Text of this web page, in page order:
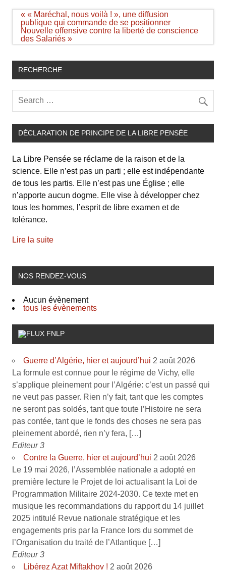
Navigation
de
l’article
« « Maréchal, nous voilà ! », une diffusion
publique qui commande de se positionner
Nouvelle offensive contre la liberté de conscience
des Salariés »
RECHERCHE
DÉCLARATION DE PRINCIPE DE LA LIBRE PENSÉE
La Libre Pensée se réclame de la raison et de la
science. Elle n’est pas un parti ; elle est indépendante
de tous les partis. Elle n’est pas une Église ; elle
n’apporte aucun dogme. Elle vise à développer chez
tous les hommes, l’esprit de libre examen et de
tolérance.
Lire la suite
NOS RENDEZ-VOUS
Aucun évènement
tous les évènements
FNLP
Guerre d’Algérie, hier et aujourd’hui 2 août 2026
La formule est connue pour le régime de Vichy, elle
s’applique pleinement pour l’Algérie: c’est un passé qui
ne veut pas passer. Rien n’y fait, tant que les comptes
ne seront pas soldés, tant que toute l’Histoire ne sera
pas contée, tant que le fonds des choses ne sera pas
pleinement abordé, rien n’y fera, […]
Editeur 3
Contre la Guerre, hier et aujourd’hui 2 août 2026
Le 19 mai 2026, l’Assemblée nationale a adopté en
première lecture le Projet de loi actualisant la Loi de
Programmation Militaire 2024-2030. Ce texte met en
musique les recommandations du rapport du 14 juillet
2025 intitulé Revue nationale stratégique et les
engagements pris par la France lors du sommet de
l’Organisation du traité de l’Atlantique […]
Editeur 3
Libérez Azat Miftakhov ! 2 août 2026